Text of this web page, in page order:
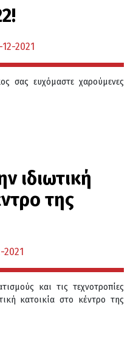
2021
σας ευχόμαστε χαρούμενες
ιδιωτική
της
2021
και τις τεχνοτροπίες
κατοικία στο κέντρο της